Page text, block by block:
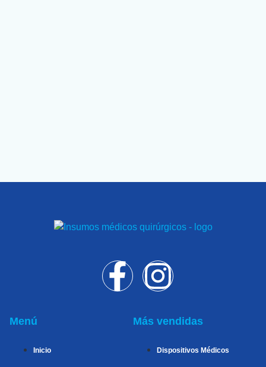
Menú
Inicio
Más vendidas
Dispositivos Médicos